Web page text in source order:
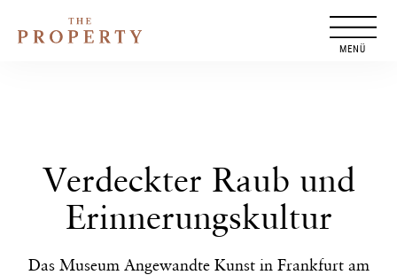
Inhalt
Verdeckter Raub und
Erinnerungskultur
Das Museum Angewandte Kunst in Frankfurt am